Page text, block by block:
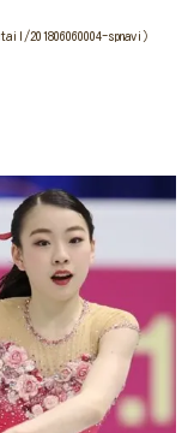
201806060004-spnavi）